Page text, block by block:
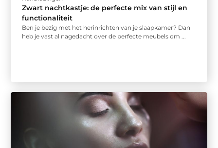
Zwart nachtkastje: de perfecte mix van stijl en
functionaliteit
Ben je bezig met het herinrichten van je slaapkamer? Dan
heb je vast al nagedacht over de perfecte meubels om ...